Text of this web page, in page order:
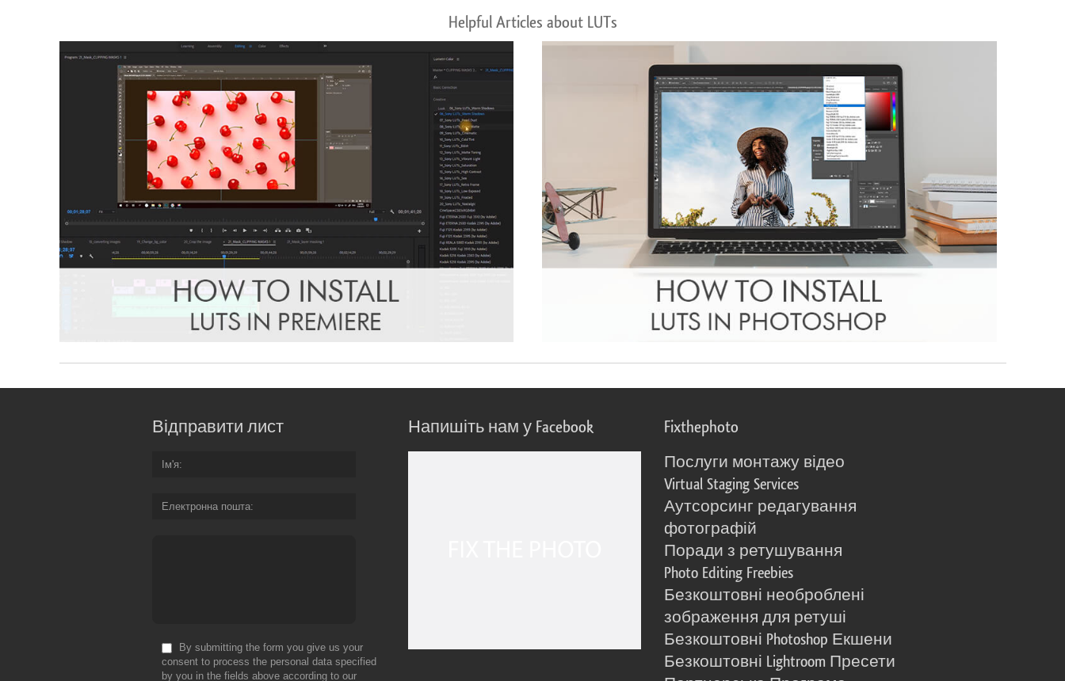
Helpful Articles about LUTs
Відправити лист
Ім'я
Електронна пошта
By submitting the form you give us your
consent to process the personal data specified
by you in the fields above according to our
Напишіть нам у Facebook Fixthephoto
Послуги монтажу відео
Virtual Staging Services
Аутсорсинг редагування
фотографій
Поради з ретушування
Photo Editing Freebies
Безкоштовні необроблені
зображення для ретуші
Безкоштовні Photoshop Екшени
Безкоштовні Lightroom Пресети